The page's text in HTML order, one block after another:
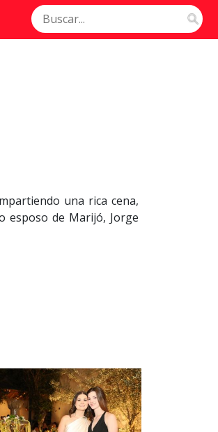
una rica cena,
esposo de Marijó, Jorge